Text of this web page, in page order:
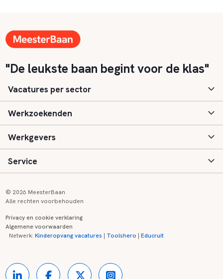
"De leukste baan begint voor de klas"
Vacatures per sector
Basisonderwijs
Speciaal (basis) onderwijs
Voortgezet onderwijs
Kinderopvang
Werkzoekenden
Aanmelden
Vacatures
Zij-instroom informatie
Werkgevers
Inloggen
Registreren
Service
Onderwijs links
© 2026 MeesterBaan
Alle rechten voorbehouden
Privacy en cookie verklaring
Algemene voorwaarden
Netwerk:Kinderopvang vacatures | Toolshero |Educruit